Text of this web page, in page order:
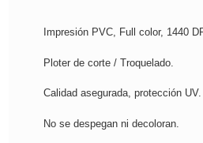
Impresión PVC, Full color, 1440
Ploter de corte / Troquelado.
Calidad asegurada, protección UV.
No se despegan ni decoloran.